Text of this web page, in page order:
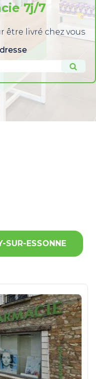
7j/7
être livré chez vous
ESSONNE